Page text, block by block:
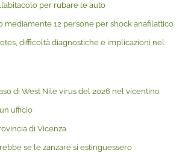
per rubare le auto
mediamente 12 persone per shock anafilattico
difficoltà diagnostiche e implicazioni nel
di West Nile virus del 2026 nel vicentino
ufficio
di Vicenza
se le zanzare si estinguessero